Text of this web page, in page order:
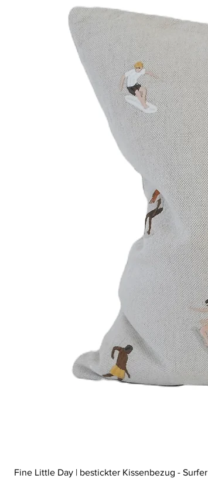
Fine Little Day | bestickter Kissenbezug - Surfer